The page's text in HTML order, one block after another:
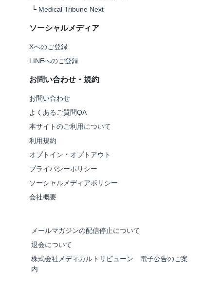
└ Medical Tribune Next
ソーシャルメディア
Xへのご登録
LINEへのご登録
お問い合わせ・規約
お問い合わせ
よくあるご質問QA
本サイトのご利用について
利用規約
オプトイン・オプトアウト
プライバシーポリシー
ソーシャルメディアポリシー
会社概要
メールマガジンの配信停止について
退会について
株式会社メディカルトリビューン 電子公告のご案
内